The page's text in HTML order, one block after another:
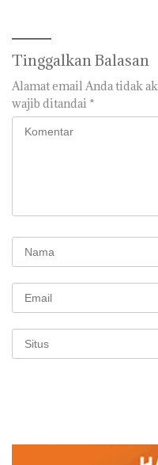
Tinggalkan Balasan
Alamat email Anda tidak
wajib ditandai *